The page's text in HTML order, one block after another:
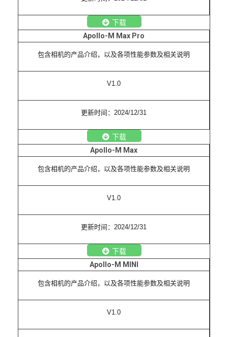
下载
Apollo-M Max Pro
包含相机的产品介绍，以及各项性能参数及相关说明
V1.0
更新时间：2024/12/31
下载
Apollo-M Max
包含相机的产品介绍，以及各项性能参数及相关说明
V1.0
更新时间：2024/12/31
下载
Apollo-M MINI
包含相机的产品介绍，以及各项性能参数及相关说明
V1.0